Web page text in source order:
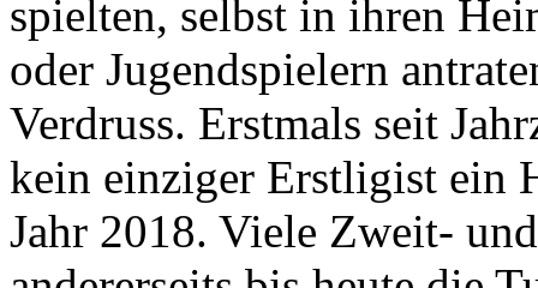
spielten, selbst in ihren
oder Jugendspielern
Verdruss. Erstmals seit
kein einziger Erstligist ein
Jahr 2018. Viele Zweit-